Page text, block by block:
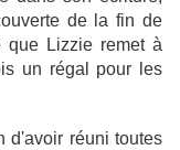
de la fin de
que Lizzie remet à
un régal pour les
d'avoir réuni toutes